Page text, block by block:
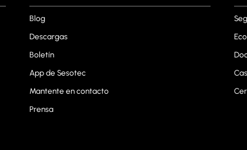
Blog
Descargas
Boletín
App de Sesotec
Mantente en contacto
Prensa